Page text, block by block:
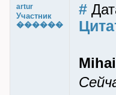
artur
Участник
������
#